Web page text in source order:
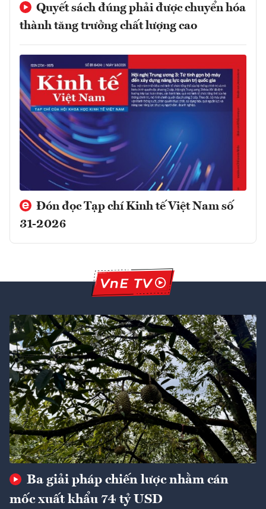
Quyết sách đúng phải được chuyển hóa
thành tăng trưởng chất lượng cao
Đón đọc Tạp chí Kinh tế Việt Nam số
31-2026
Ba giải pháp chiến lược nhằm cán
mốc xuất khẩu 74 tỷ USD